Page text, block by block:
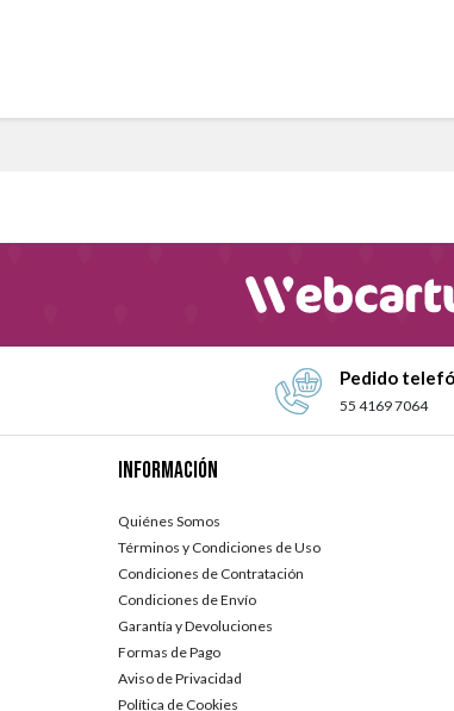
Pedido
55 4169 7064
Información
Quiénes Somos
Términos y Condiciones de Uso
Condiciones de Contratación
Condiciones de Envío
Garantía y Devoluciones
Formas de Pago
Aviso de Privacidad
Política de Cookies